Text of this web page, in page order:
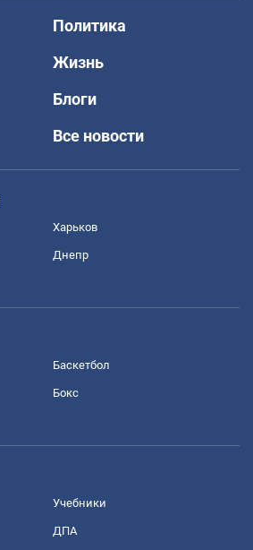
Политика
Жизнь
Блоги
Все новости
Харьков
Днепр
Баскетбол
Бокс
Учебники
ДПА